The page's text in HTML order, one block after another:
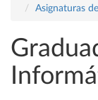
Asignaturas